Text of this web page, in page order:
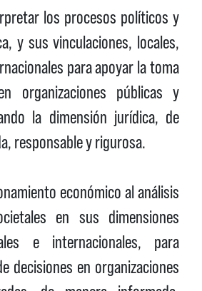
los procesos políticos y
y sus vinculaciones, locales,
para apoyar la toma
organizaciones públicas y
la dimensión jurídica, de
responsable y rigurosa.
económico al análisis
en sus dimensiones
e internacionales, para
decisiones en organizaciones